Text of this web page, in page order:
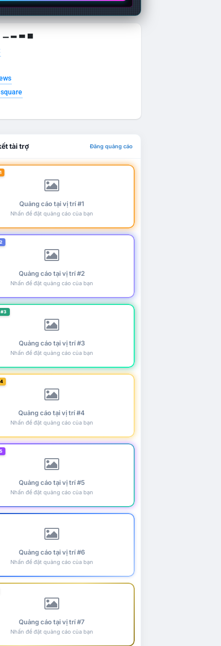
▁ ▂ ▃ ▄
tài trợ Đăng quảng cáo
Quảng cáo tại vị trí #1
Nhấn để đặt quảng cáo của bạn
Quảng cáo tại vị trí #2
Nhấn để đặt quảng cáo của bạn
Quảng cáo tại vị trí #3
Nhấn để đặt quảng cáo của bạn
Quảng cáo tại vị trí #4
Nhấn để đặt quảng cáo của bạn
Quảng cáo tại vị trí #5
Nhấn để đặt quảng cáo của bạn
Quảng cáo tại vị trí #6
Nhấn để đặt quảng cáo của bạn
Quảng cáo tại vị trí #7
Nhấn để đặt quảng cáo của bạn